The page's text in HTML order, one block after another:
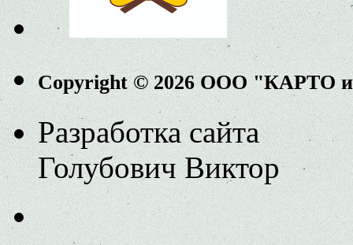
Copyright © 2026 ООО "КАРТО
Разработка сайта
Голубович Виктор